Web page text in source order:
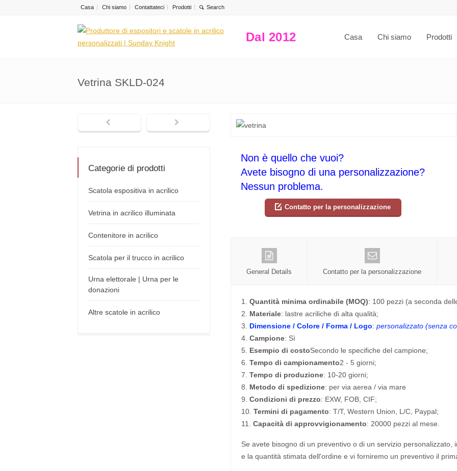
Casa Chi siamo Contattateci Prodotti
Dal 2012 Casa Chi siamo Prodotti
Vetrina SKLD-024
Non è quello che vuoi?
Avete bisogno di una personalizzazione?
Nessun problema.
Contatto per la personalizzazione
General Details Contatto per la personalizzazione
1. Quantità minima ordinabile (MOQ): 100 pezzi (a seconda
2. Materiale: lastre acriliche di alta qualità;
3. Dimensione / Colore / Forma / Logo: personalizzato (senza
4. Campione: Sì
5. Esempio di costoSecondo le specifiche del campione;
6. Tempo di campionamento2 - 5 giorni;
7. Tempo di produzione: 10-20 giorni;
8. Metodo di spedizione: per via aerea / via mare
9. Condizioni di prezzo: EXW, FOB, CIF;
10. Termini di pagamento: T/T, Western Union, L/C, Paypal;
11. Capacità di approvvigionamento: 20000 pezzi al mese.
Se avete bisogno di un preventivo o di un servizio
e la quantità stimata dell'ordine e vi forniremo un preventivo il
Categorie di prodotti
Scatola espositiva in acrilico
Vetrina in acrilico illuminata
Contenitore in acrilico
Scatola per il trucco in acrilico
Urna elettorale | Urna per le
donazioni
Altre scatole in acrilico